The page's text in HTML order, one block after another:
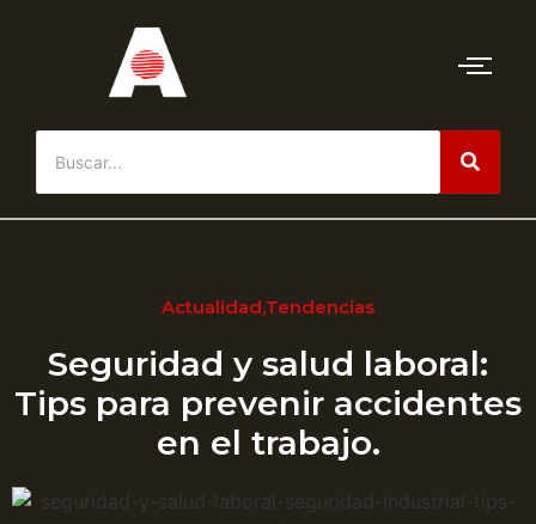
Actualidad,Tendencias
Seguridad y salud laboral:
Tips para prevenir accidentes
en el trabajo.